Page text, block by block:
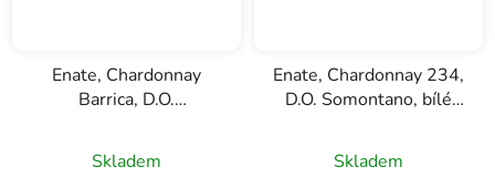
Enate, Chardonnay
Barrica, D.O.
0,75l
Skladem
Enate, Chardonnay 234,
D.O. Somontano, bílé
Skladem